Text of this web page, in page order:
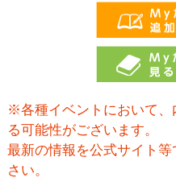
※各種イベントにおいて、
る可能性がございます。
最新の情報を公式サイト
さい。